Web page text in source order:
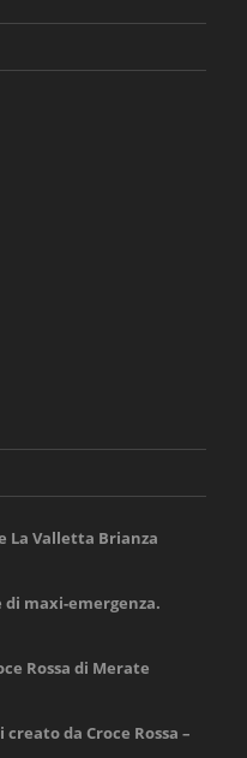
La Valletta Brianza
maxi-emergenza.
Rossa di Merate
da Croce Rossa –